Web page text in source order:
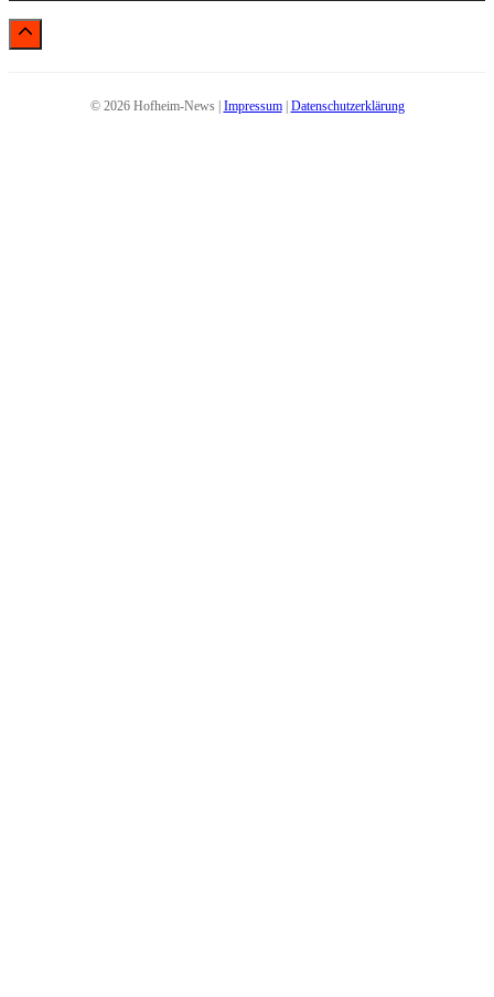
© 2026 Hofheim-News | Impressum| Datenschutzerklärung